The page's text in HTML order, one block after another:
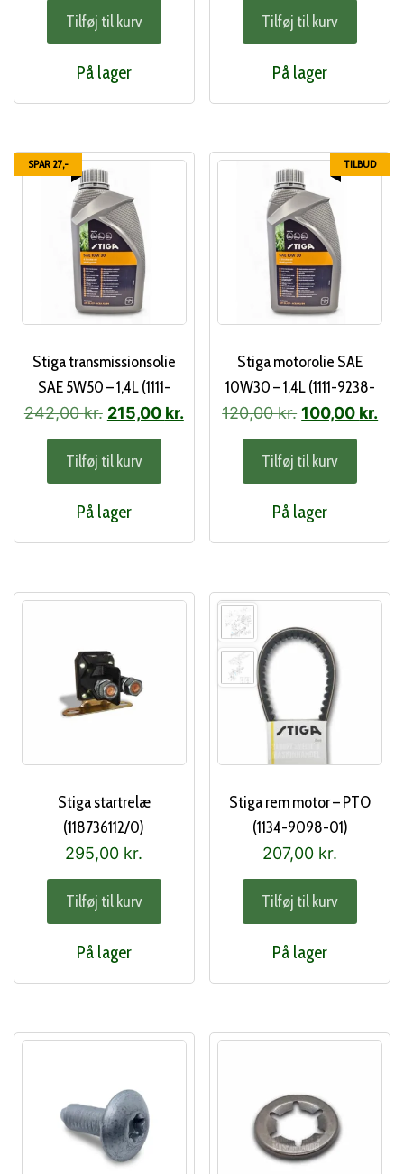
Tilføj til kurv
På lager
Tilføj til kurv
På lager
SPAR 27,-
Stiga transmissionsolie
SAE 5W50 – 1,4L (1111-
9281-01)
242,00kr. Den
oprindelige
pris
var:
242,00 kr..
215,00 kr.Den
Tilføj til kurv
På lager
TILBUD
Stiga motorolie SAE
10W30 – 1,4L (1111-9238-
01)
120,00kr. Den
oprindelige
pris
var:
120,00 kr..
100,00 kr.
Tilføj til kurv
På lager
Stiga startrelæ
(118736112/0)
295,00 kr.
Tilføj til kurv
På lager
Stiga rem motor – PTO
(1134-9098-01)
207,00 kr.
Tilføj til kurv
På lager